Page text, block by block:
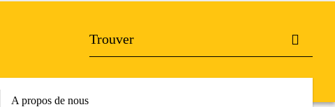
A propos de nous